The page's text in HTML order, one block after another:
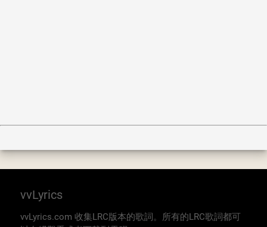
vvLyrics
vvLyrics.com 收集LRC版本的歌詞。所有的LRC歌詞都可